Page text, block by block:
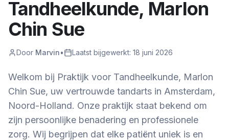
Tandheelkunde, Marlon
Chin Sue
Door Marvin• Laatst bijgewerkt: 18 juni 2026
Welkom bij Praktijk voor Tandheelkunde, Marlon
Chin Sue, uw vertrouwde tandarts in Amsterdam,
Noord-Holland. Onze praktijk staat bekend om
zijn persoonlijke benadering en professionele
zorg. Wij begrijpen dat elke patiënt uniek is en